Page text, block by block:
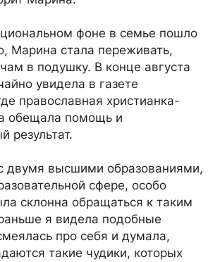
фоне в семье пошло
Марина стала переживать,
в подушку. В конце августа
увидела в газете
православная христианка-
обещала помощь и
результат.
двумя высшими образованиями,
сфере, особо
склонна обращаться к таким
я видела подобные
про себя и думала,
такие чудики, которых